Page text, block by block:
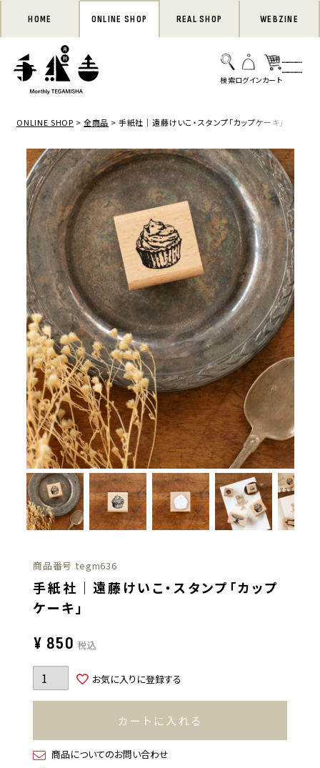
HOME ONLINE SHOP REAL SHOP WEBZINE
ONLINE SHOP 全商品 手紙社｜遠藤けいこ・スタンプ「カップケーキ」
商品番号 tegm636
手紙社｜遠藤けいこ・スタンプ「カップ
ケーキ」
¥ 850 税込
お気に入りに登録する
カートに入れる
商品についてのお問い合わせ